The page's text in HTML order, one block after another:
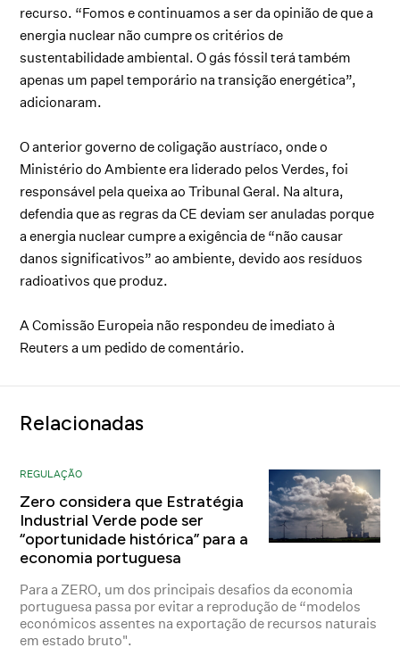
recurso. “Fomos e continuamos a ser da opinião de que a
energia nuclear não cumpre os critérios de
sustentabilidade ambiental. O gás fóssil terá também
apenas um papel temporário na transição energética”,
adicionaram.
O anterior governo de coligação austríaco, onde o
Ministério do Ambiente era liderado pelos Verdes, foi
responsável pela queixa ao Tribunal Geral. Na altura,
defendia que as regras da CE deviam ser anuladas porque
a energia nuclear cumpre a exigência de “não causar
danos significativos” ao ambiente, devido aos resíduos
radioativos que produz.
A Comissão Europeia não respondeu de imediato à
Reuters a um pedido de comentário.
Relacionadas
REGULAÇÃO
Zero considera que Estratégia
Industrial Verde pode ser
“oportunidade histórica” para a
economia portuguesa
Para a ZERO, um dos principais desafios da economia
portuguesa passa por evitar a reprodução de “modelos
económicos assentes na exportação de recursos naturais
em estado bruto".